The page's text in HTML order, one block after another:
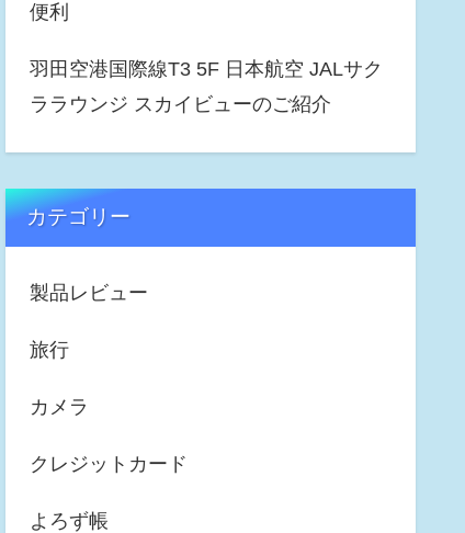
便利
羽田空港国際線T3 5F 日本航空 JALサク
ララウンジ スカイビューのご紹介
カテゴリー
製品レビュー
旅行
カメラ
クレジットカード
よろず帳